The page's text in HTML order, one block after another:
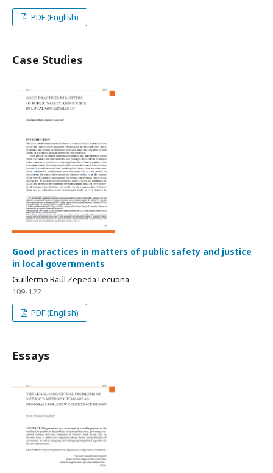
PDF (English)
Case Studies
Good practices in matters of public safety and justice
in local governments
Guillermo Raúl Zepeda Lecuona
109-122
PDF (English)
Essays